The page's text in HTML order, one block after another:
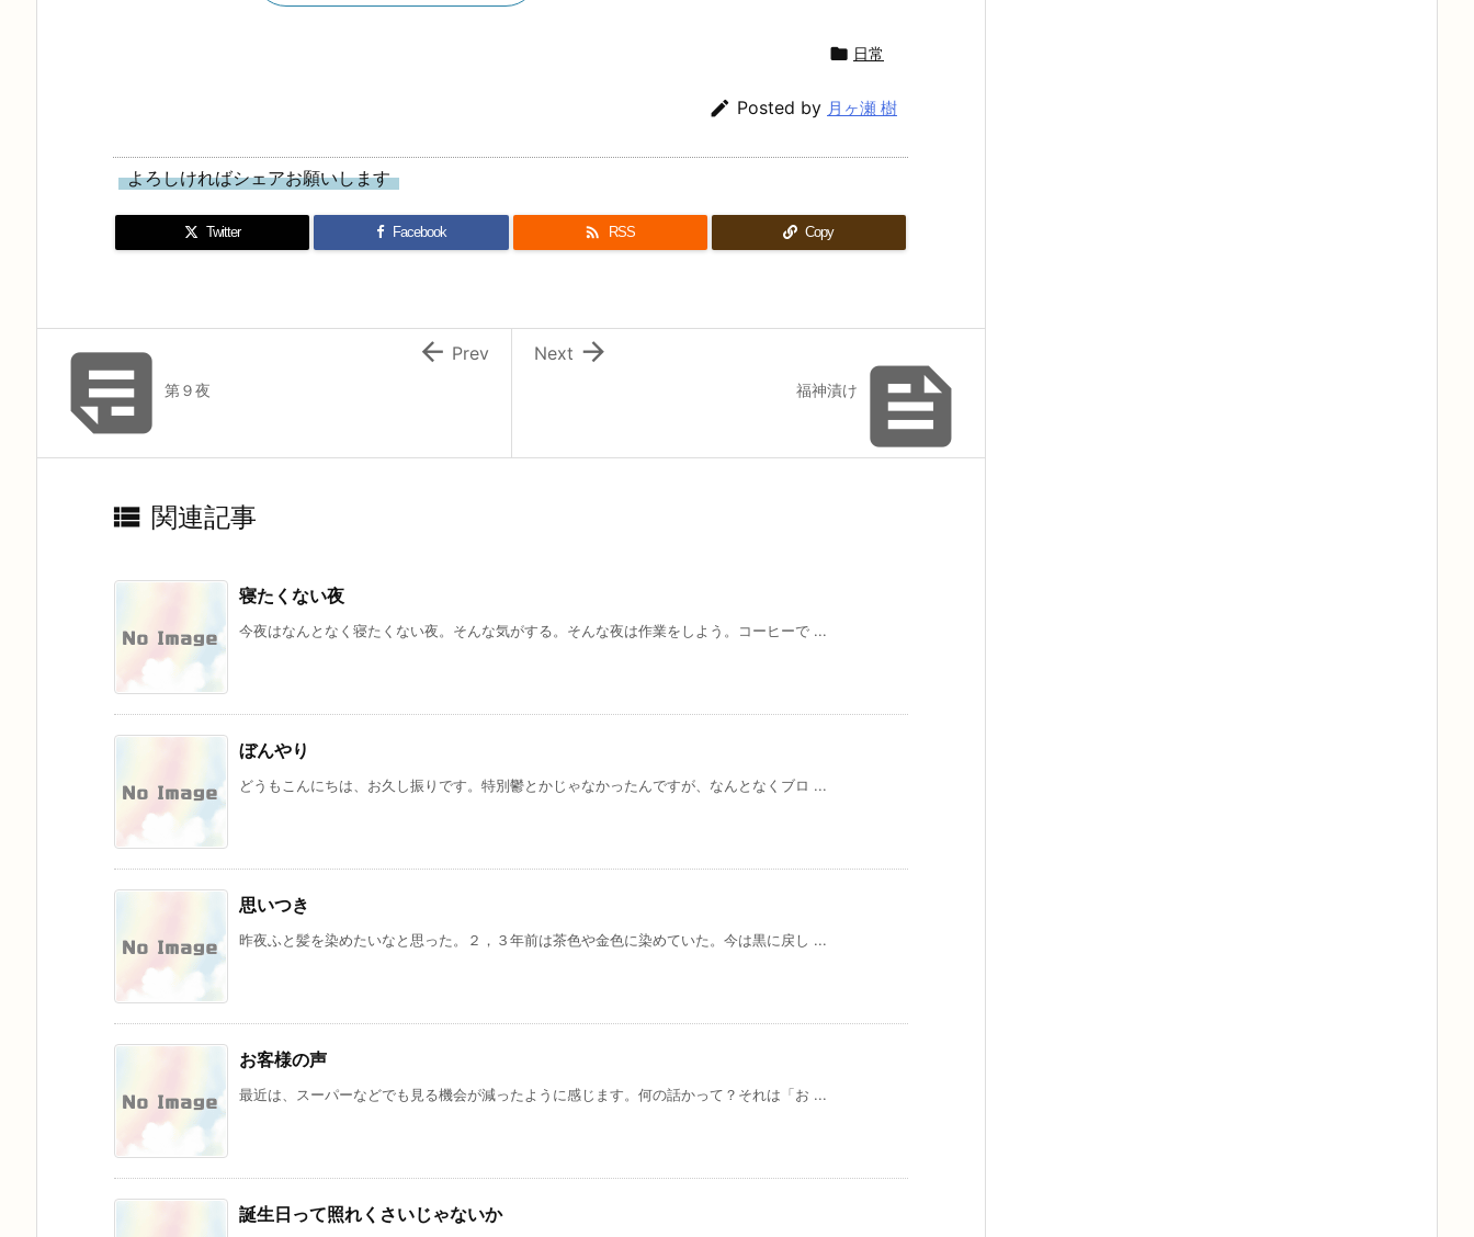
 日常
 Posted by 月ヶ瀬 樹
よろしければシェアお願いします
Twitter Facebook  RSS Copy

福神漬け

Next
第９夜
 Prev
 関連記事
寝たくない夜
今夜はなんとなく寝たくない夜。そんな気がする。そんな夜は作業をしよう。コーヒーで ...
ぼんやり
どうもこんにちは、お久し振りです。特別鬱とかじゃなかったんですが、なんとなくブロ ...
思いつき
昨夜ふと髪を染めたいなと思った。２，３年前は茶色や金色に染めていた。今は黒に戻し ...
お客様の声
最近は、スーパーなどでも見る機会が減ったように感じます。何の話かって？それは「お ...
誕生日って照れくさいじゃないか